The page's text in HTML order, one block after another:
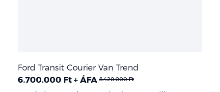
Ford Transit Courier Van Trend
6.700.000 Ft + ÁFA 8.420.000 Ft